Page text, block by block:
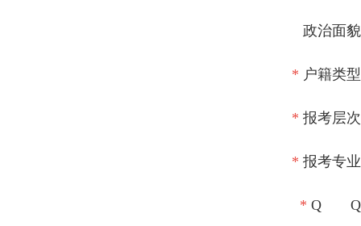
政治面
* 户籍类
* 报考层
* 报考专
* Q Q